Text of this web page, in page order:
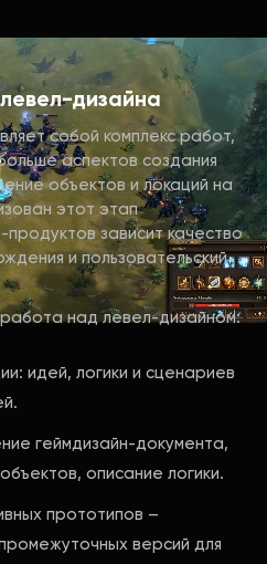
дизайна
собой комплекс работ,
аспектов создания
объектов и локаций на
этот этап
зависит качество
и пользовательский
над левел-дизайном:
идей, логики и сценариев
геймдизайн-документа,
описание логики.
прототипов –
версий для